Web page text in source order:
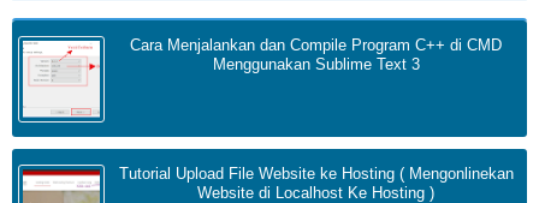
Cara Menjalankan dan Compile Program C++ di CMD
Menggunakan Sublime Text 3
Tutorial Upload File Website ke Hosting ( Mengonlinekan
Website di Localhost Ke Hosting )